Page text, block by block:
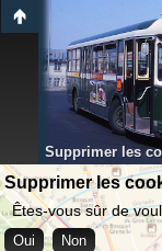
Supprimer les
Supprimer les
Êtes-vous sûr de